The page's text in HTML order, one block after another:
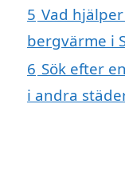
5 Vad
bergvärme i
6 Sök efter
i andra